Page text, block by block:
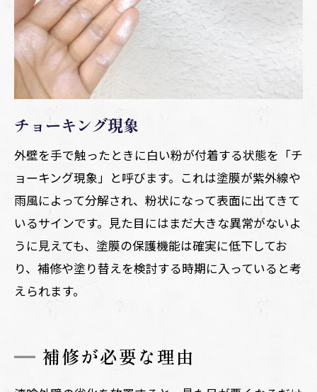
チョーキング現象
外壁を手で触ったときに白い粉が付着する状態を「チ
ョーキング現象」と呼びます。これは塗膜が紫外線や
雨風によって分解され、粉状になって表面に出てきて
いるサインです。見た目にはまだ大きな異常がないよ
うに見えても、塗膜の保護機能は確実に低下してお
り、補修や塗り替えを検討する時期に入っていると考
えられます。
補修が必要な理由